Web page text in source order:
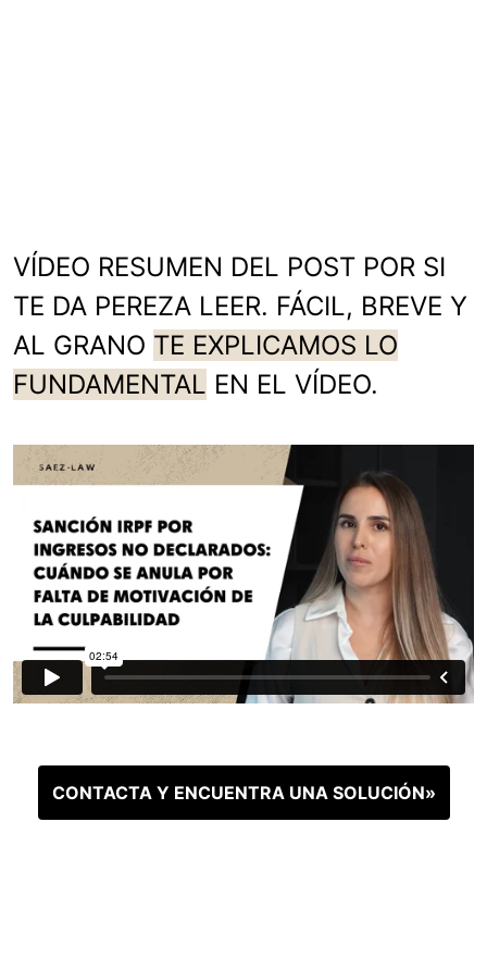
VÍDEO RESUMEN DEL POST POR SI
TE DA PEREZA LEER. FÁCIL, BREVE Y
AL GRANO TE EXPLICAMOS LO
FUNDAMENTAL EN EL VÍDEO.
CONTACTA Y ENCUENTRA UNA SOLUCIÓN»